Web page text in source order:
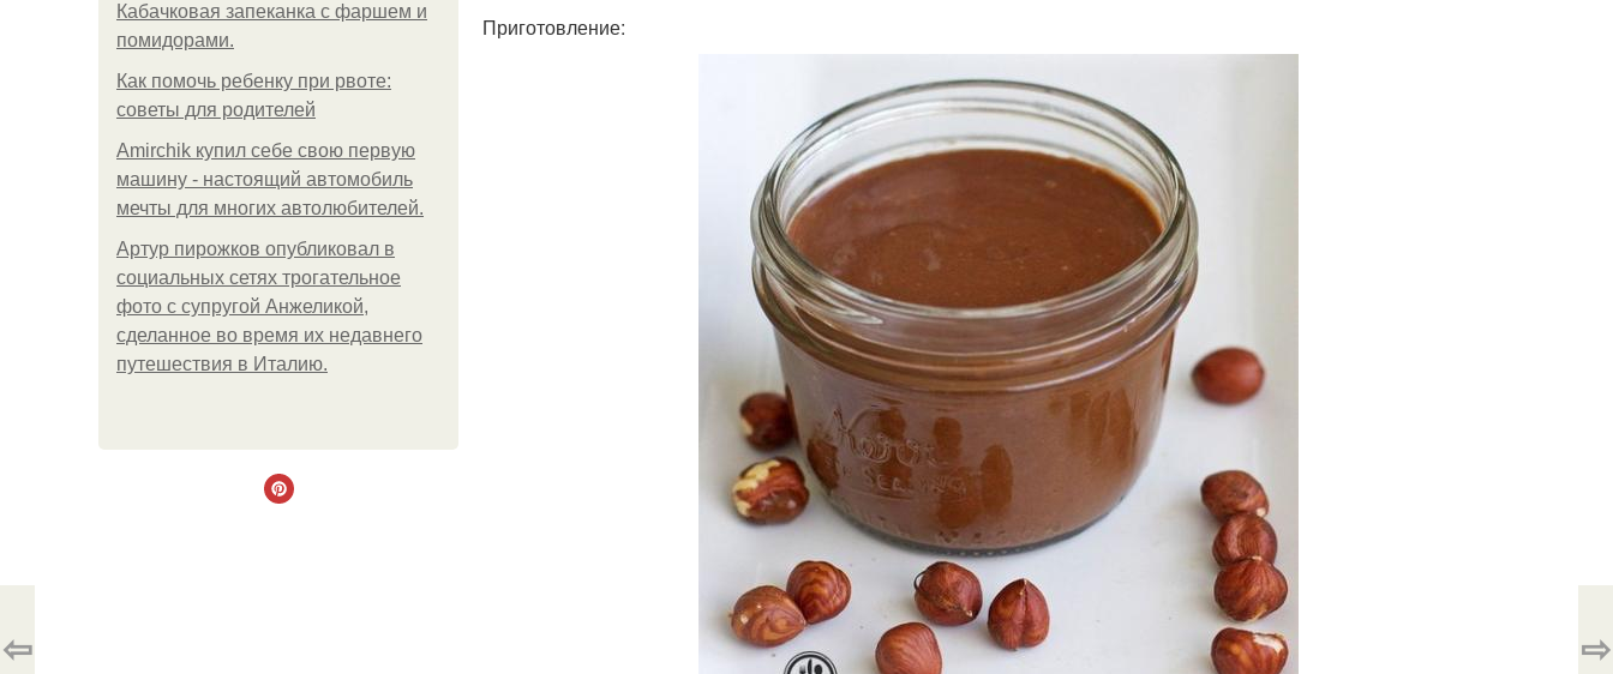
Кабачковая запеканка с фаршем и
помидорами.
Как помочь ребенку при рвоте:
советы для родителей
Amirchik купил себе свою первую
машину - настоящий автомобиль
мечты для многих автолюбителей.
Артур пирожков опубликовал в
социальных сетях трогательное
фото с супругой Анжеликой,
сделанное во время их недавнего
путешествия в Италию.
Приготовление:
⇦ ⇨